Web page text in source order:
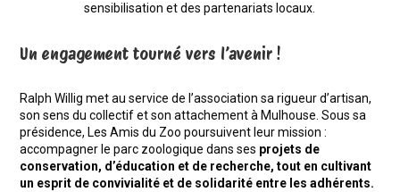
sensibilisation et des partenariats locaux.
Un engagement tourné vers l’avenir !
Ralph Willig met au service de l’association sa rigueur d’artisan,
son sens du collectif et son attachement à Mulhouse. Sous sa
présidence, Les Amis du Zoo poursuivent leur mission :
accompagner le parc zoologique dans ses projets de
conservation, d’éducation et de recherche, tout en cultivant
un esprit de convivialité et de solidarité entre les adhérents.